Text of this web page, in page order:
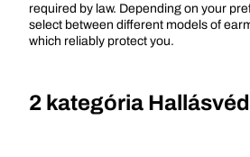
required by law. Depending on your
select between different models of
which reliably protect you.
2 kategória